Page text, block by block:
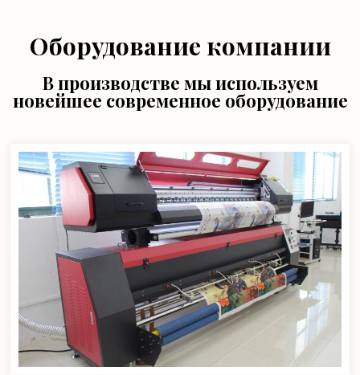
Оборудование компании
В производстве мы используем
новейшее современное оборудование